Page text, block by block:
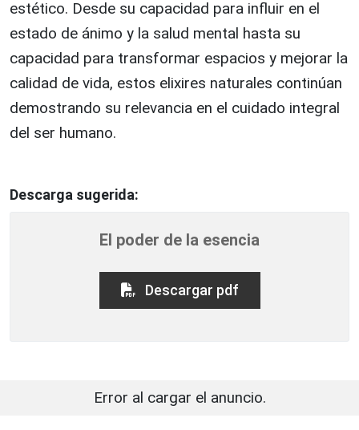
estético. Desde su capacidad para influir en el
estado de ánimo y la salud mental hasta su
capacidad para transformar espacios y mejorar la
calidad de vida, estos elixires naturales continúan
demostrando su relevancia en el cuidado integral
del ser humano.
Descarga sugerida:
El poder de la esencia
Descargar pdf
Error al cargar el anuncio.